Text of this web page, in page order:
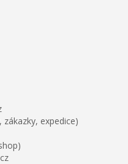
zákazky, expedice)